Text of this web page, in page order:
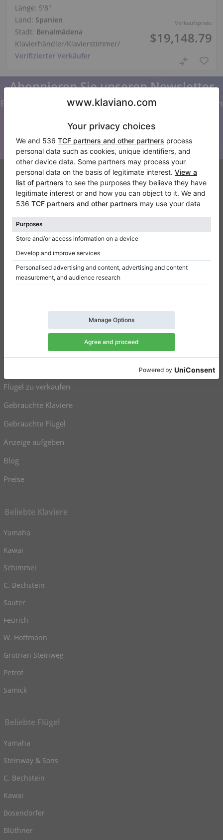
Verkaufspreis:
$19,148.79
Länge: 5′8″
Land: Spanien
Stadt: Benalmádena
Klavierhändler/Klavierstimmer/
Verifizierter Verkäufer
Abonnieren Sie unseren Newsletter
Bleiben Sie auf dem Laufenden mit allen Neuigkeiten von
Klaviano
Kontakt
Über Uns
Referenz hinterlassen
Nutzungsbedingungen
Einwilligungseinstellungen
Flügel zu verkaufen
Gebrauchte Klaviere
Gebrauchte Flügel
Anzeige aufgeben
Blog
Preise
Beliebte Klaviere
Yamaha
Kawai
Schimmel
C. Bechstein
Sauter
Feurich
W. Hoffmann
Grotrian Steinweg
Petrof
Samick
Beliebte Flügel
Yamaha
Steinway & Sons
C. Bechstein
Kawai
Bosendorfer
Blüthner